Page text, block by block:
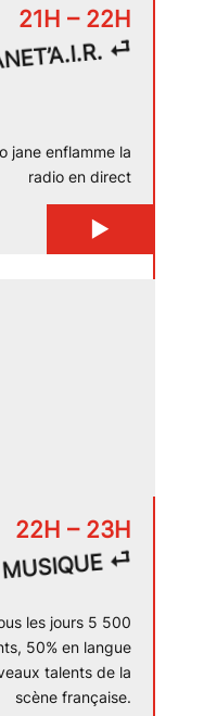
21H – 22H
⏎
jane enflamme la
radio en direct
▶
▶
22H – 23H
⏎
les jours 5 500
50% en langue
talents de la
scène française.